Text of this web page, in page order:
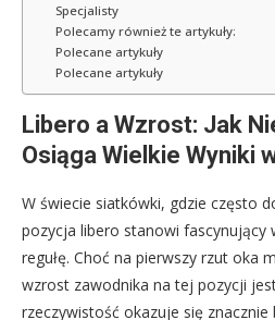
Specjalisty
Polecamy również te artykuły:
Polecane artykuły
Polecane artykuły
Libero a Wzrost: Jak
Osiąga Wielkie Wyniki
W świecie siatkówki, gdzie często
pozycja libero stanowi fascynujący
regułę. Choć na pierwszy rzut oka
wzrost zawodnika na tej pozycji
rzeczywistość okazuje się znacznie